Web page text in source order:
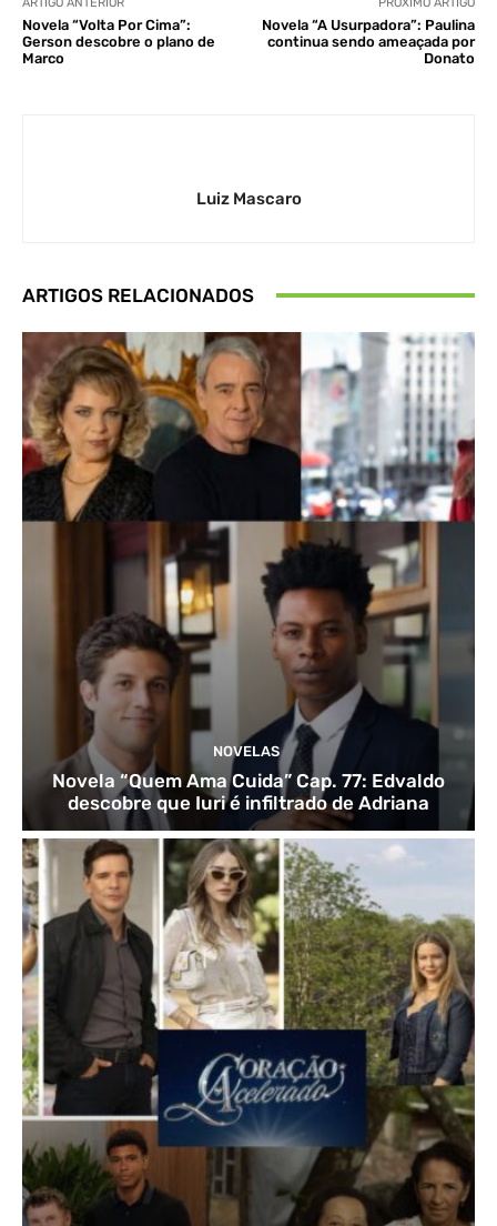
Novela “Volta Por Cima”:
Gerson descobre o plano de
Marco
Novela “A Usurpadora”: Paulina
continua sendo ameaçada por
Donato
Luiz Mascaro
ARTIGOS RELACIONADOS
NOVELAS
Novela “Quem Ama Cuida” Cap. 77: Edvaldo
descobre que Iuri é infiltrado de Adriana